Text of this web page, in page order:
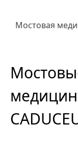
Мостовая